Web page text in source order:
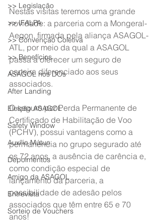
>> Legislação
>> IFALPA
>> Convenção Coletiva
>> Benefícios
ASAGOL nos DOs
After Landing
Eleição ASAGOL
Safety Window
Auxílio Mútuo
Depoimentos
Amigo da ASAGOL
Entrevista
Sorteio de Vouchers
Nestas visitas teremos uma grande
novidade: a parceria com a Mongeral-
Aegon, firmada pela aliança ASAGOL-
ATL, por meio da qual a ASAGOL
passa a oferecer um seguro de
carteira diferenciado aos seus
associados.
O seguro por Perda Permanente de
Certificado de Habilitação de Voo
(PCHV), possui vantagens como a
permanência no grupo segurado até
os 72 anos, a ausência de carência e,
como condição especial de
lançamento da parceria, a
possibilidade de adesão pelos
associados que têm entre 65 e 70
anos!